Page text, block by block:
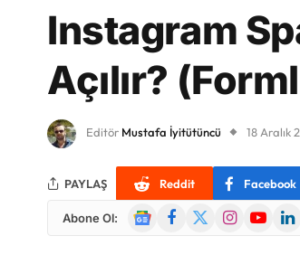
Instagram
Açılır?
Editör Mustafa İyitütüncü 18 Aralık
PAYLAŞ Reddit Facebook
Abone Ol:
GoogleFacebook
X
InstagramYouTube